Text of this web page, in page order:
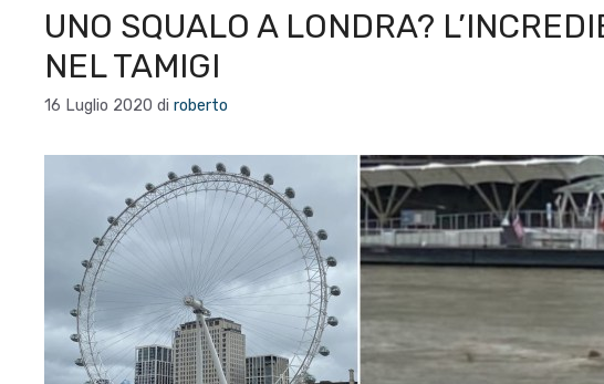
UNO SQUALO A LONDRA?
NEL TAMIGI
16 Luglio 2020 di roberto